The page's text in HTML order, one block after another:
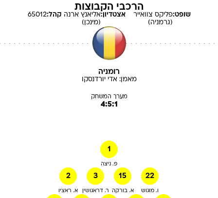
הרכבי הקבוצות
שופט:פליקס צוואייר
(גרמניה)
אצטדיון:אליאנץ ארנה
(מינכן)
קהל:65012
רומניה
מאמן:אדי יורדנסקו
מערך המשחק
4:5:1
1
פ. ניצה
2
א. ראציו
3
ר. דראגושין
15
א. בורקה
22
ו. מוגוש